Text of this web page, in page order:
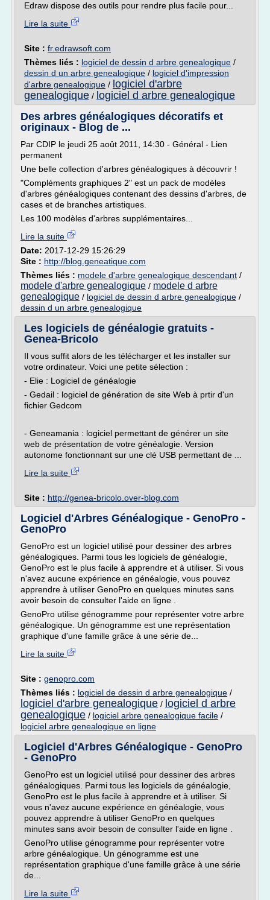
Edraw dispose des outils pour rendre plus facile pour...
Lire la suite
Site : fr.edrawsoft.com
Thèmes liés : logiciel de dessin d arbre genealogique /
dessin d un arbre genealogique / logiciel d'impression
d'arbre genealogique / logiciel d'arbre
genealogique / logiciel d arbre genealogique
Des arbres généalogiques décoratifs et
originaux - Blog de ...
Par CDIP le jeudi 25 août 2011, 14:30 - Général - Lien
permanent
Une belle collection d'arbres généalogiques à découvrir !
"Compléments graphiques 2" est un pack de modèles
d'arbres généalogiques contenant des dessins d'arbres, de
cases et de branches artistiques.
Les 100 modèles d'arbres supplémentaires...
Lire la suite
Date: 2017-12-29 15:26:29
Site : http://blog.geneatique.com
Thèmes liés : modele d'arbre genealogique descendant /
modele d'arbre genealogique / modele d arbre
genealogique / logiciel de dessin d arbre genealogique /
dessin d un arbre genealogique
Les logiciels de généalogie gratuits -
Genea-Bricolo
Il vous suffit alors de les télécharger et les installer sur
votre ordinateur. Voici une petite sélection :
- Elie : Logiciel de généalogie
- Gedail : logiciel de génération de site Web à prtir d'un
fichier Gedcom
- Geneamania : logiciel permettant de générer un site
web de présentation de votre généalogie. Version
autonome fonctionnant sur une clé USB permettant de ...
Lire la suite
Site : http://genea-bricolo.over-blog.com
Logiciel d'Arbres Généalogique - GenoPro -
GenoPro
GenoPro est un logiciel utilisé pour dessiner des arbres
généalogiques. Parmi tous les logiciels de généalogie,
GenoPro est le plus facile à apprendre et à utiliser. Si vous
n'avez aucune expérience en généalogie, vous pouvez
apprendre à utiliser GenoPro en quelques minutes sans
avoir besoin de consulter l'aide en ligne .
GenoPro utilise génogramme pour représenter votre arbre
généalogique. Un génogramme est une représentation
graphique d'une famille grâce à une série de...
Lire la suite
Site : genopro.com
Thèmes liés : logiciel de dessin d arbre genealogique /
logiciel d'arbre genealogique / logiciel d arbre
genealogique / logiciel arbre genealogique facile /
logiciel arbre genealogique en ligne
Logiciel d'Arbres Généalogique - GenoPro
- GenoPro
GenoPro est un logiciel utilisé pour dessiner des arbres
généalogiques. Parmi tous les logiciels de généalogie,
GenoPro est le plus facile à apprendre et à utiliser. Si
vous n'avez aucune expérience en généalogie, vous
pouvez apprendre à utiliser GenoPro en quelques
minutes sans avoir besoin de consulter l'aide en ligne .
GenoPro utilise génogramme pour représenter votre
arbre généalogique. Un génogramme est une
représentation graphique d'une famille grâce à une série
de...
Lire la suite